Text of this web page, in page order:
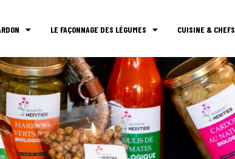
LE FAÇONNAGE DES LÉGUMES CUISINE & CHEFS